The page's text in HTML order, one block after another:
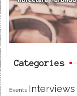
o
o
e
Categories
Events Interviews